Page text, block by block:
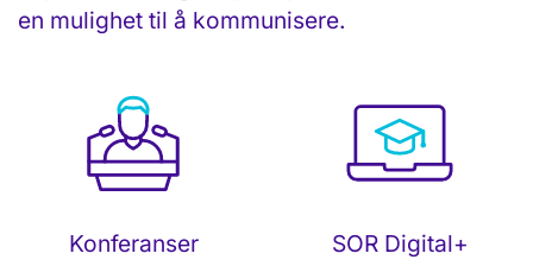
en mulighet til å kommunisere.
Konferanser SOR Digital+